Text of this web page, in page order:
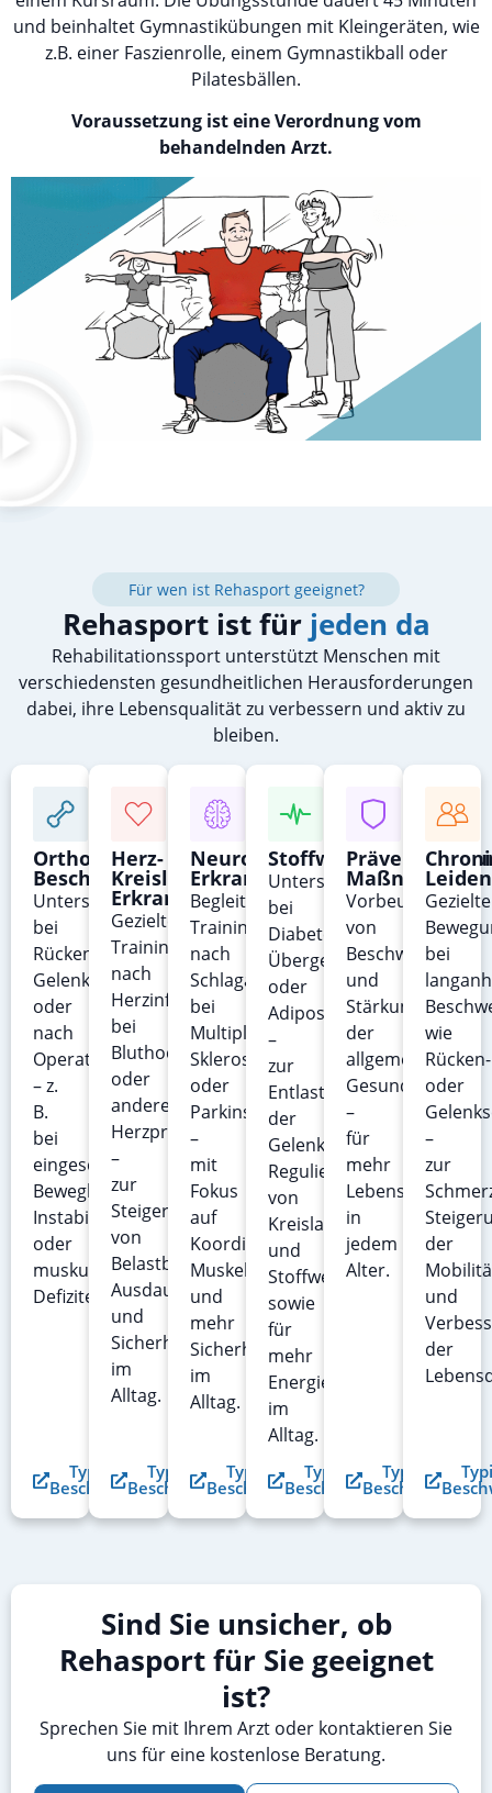
und beinhaltet Gymnastikübungen mit Kleingeräten, wie
z.B. einer Faszienrolle, einem Gymnastikball oder
Pilatesbällen.
Voraussetzung ist eine Verordnung vom
behandelnden Arzt.
Für wen ist Rehasport geeignet?
Rehasport ist fürjeden da
Rehabilitationssport unterstützt Menschen mit
verschiedensten gesundheitlichen Herausforderungen
dabei, ihre Lebensqualität zu verbessern und aktiv zu
bleiben.
Orthopädische
Beschwerden
Unterstützung
bei
Rückenschmerzen,
Gelenkproblemen
oder
nach
Operationen
– z.
B.
bei
eingeschränkter
Beweglichkeit,
Instabilität
oder
muskulären
Defiziten.
Typische
Beschwerden
Herz-
Kreislauf-
Erkrankungen
Gezieltes
Training
nach
Herzinfarkt,
bei
Bluthochdruck
oder
anderen
Herzproblemen
–
zur
Steigerung
von
Belastbarkeit,
Ausdauer
und
Sicherheit
im
Alltag.
Typische
Beschwerden
Neurologische
Erkrankungen
Begleitendes
Training
nach
Schlaganfall,
bei
Multipler
Sklerose
oder
Parkinson
–
mit
Fokus
auf
Koordination,
Muskelkraft
und
mehr
Sicherheit
im
Alltag.
Typische
Beschwerden
Unterstützung
bei
Diabetes,
Übergewicht
oder
Adipositas
–
zur
Entlastung
der
Gelenke,
Regulierung
von
Kreislauf
und
Stoffwechsel
sowie
für
mehr
Energie
im
Alltag.
Typische
Beschwerden
Präventive
Maßnahmen
Vorbeugung
von
Beschwerden
und
Stärkung
der
allgemeinen
Gesundheit
–
für
mehr
Lebensqualität
in
jedem
Alter.
Typische
Beschwerden
Leiden
Gezielte
bei
wie
Rücken-
oder
–
zur
der
und
der
Sind Sie unsicher, ob
Rehasport für Sie geeignet
ist?
Sprechen Sie mit Ihrem Arzt oder kontaktieren Sie
uns für eine kostenlose Beratung.